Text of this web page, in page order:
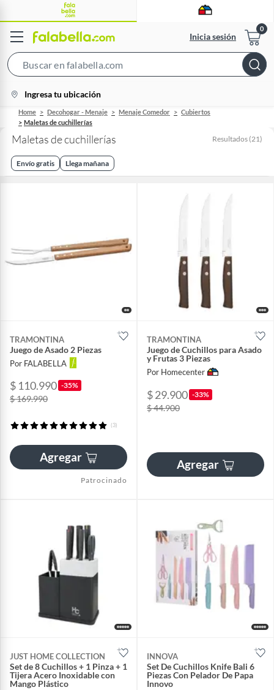
Inicia sesión
Bar
location-
icon
Ingresa tu ubicación
Home Decohogar - Menaje Menaje Comedor
Cubiertos
Maletas de cuchillerías
Maletas de cuchillerías Resultados (21)
Envío gratis Llega mañana
TRAMONTINA
Juego de Asado 2 Piezas
Por FALABELLA
$ 110.990 -35%
$ 169.990
(3)
Agregar
Patrocinado
TRAMONTINA
Juego de Cuchillos para Asado
y Frutas 3 Piezas
Por Homecenter
$ 29.900 -33%
$ 44.900
Agregar
JUST HOME COLLECTION
Set de 8 Cuchillos + 1 Pinza + 1
Tijera Acero Inoxidable con
Mango Plástico
INNOVA
Set De Cuchillos Knife Bali 6
Piezas Con Pelador De Papa
Innovo